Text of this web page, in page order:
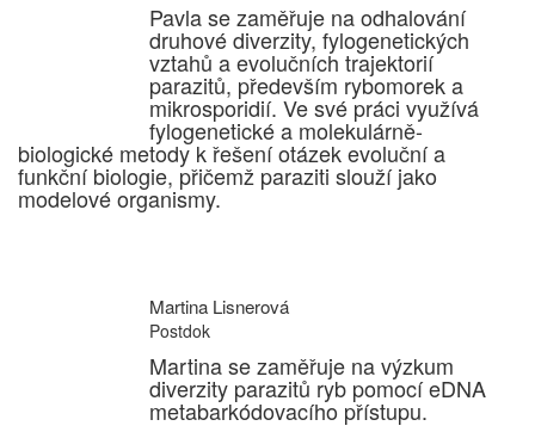
Pavla se zaměřuje na odhalování
druhové diverzity, fylogenetických
vztahů a evolučních trajektorií
parazitů, především rybomorek a
mikrosporidií. Ve své práci využívá
fylogenetické a molekulárně-
biologické metody k řešení otázek evoluční a
funkční biologie, přičemž paraziti slouží jako
modelové organismy.
Martina Lisnerová
Postdok
Martina se zaměřuje na výzkum
diverzity parazitů ryb pomocí eDNA
metabarkódovacího přístupu.